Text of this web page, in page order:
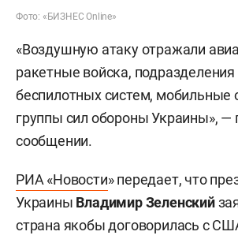
Фото: «БИЗНЕС Online»
«Воздушную атаку отражали
ракетные войска,
беспилотных систем, мобильные
группы сил обороны Украины», —
сообщении.
РИА «Новости» передает, что
Украины Владимир Зеленский
страна якобы договорилась с